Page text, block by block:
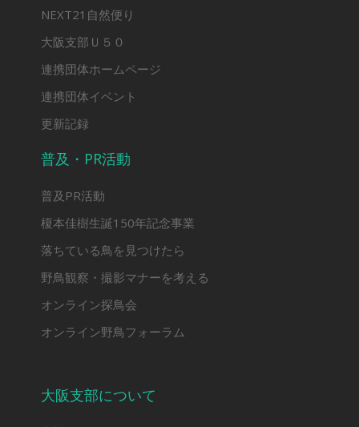
NEXT21自然便り
大阪支部Ｕ５０
連携団体ホームページ
連携団体イベント
更新記録
普及・PR活動
普及PR活動
榎本佳樹生誕150年記念事業
落ちている鳥を見つけたら
野鳥観察・撮影マナーを考える
オンライン探鳥会
オンライン野鳥フォーラム
大阪支部について